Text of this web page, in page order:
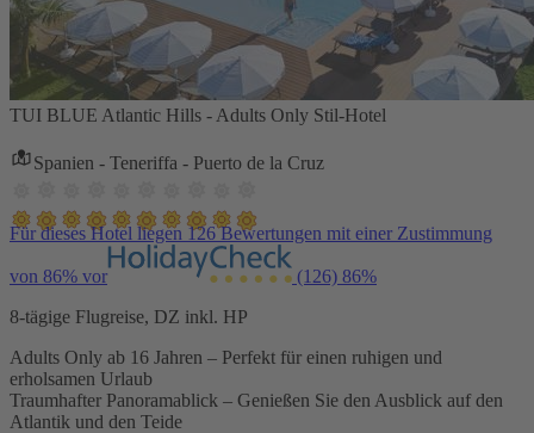
TUI BLUE Atlantic Hills - Adults Only Stil-Hotel
Spanien - Teneriffa - Puerto de la Cruz
Für dieses Hotel liegen 126 Bewertungen mit einer Zustimmung
von 86% vor (126) 86%
8-tägige Flugreise, DZ inkl. HP
Adults Only ab 16 Jahren – Perfekt für einen ruhigen und
erholsamen Urlaub
Traumhafter Panoramablick – Genießen Sie den Ausblick auf den
Atlantik und den Teide